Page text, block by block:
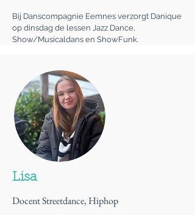
Bij Danscompagnie Eemnes verzorgt Danique
op dinsdag de lessen Jazz Dance,
Show/Musicaldans en ShowFunk.
Lisa
Docent Streetdance, Hiphop